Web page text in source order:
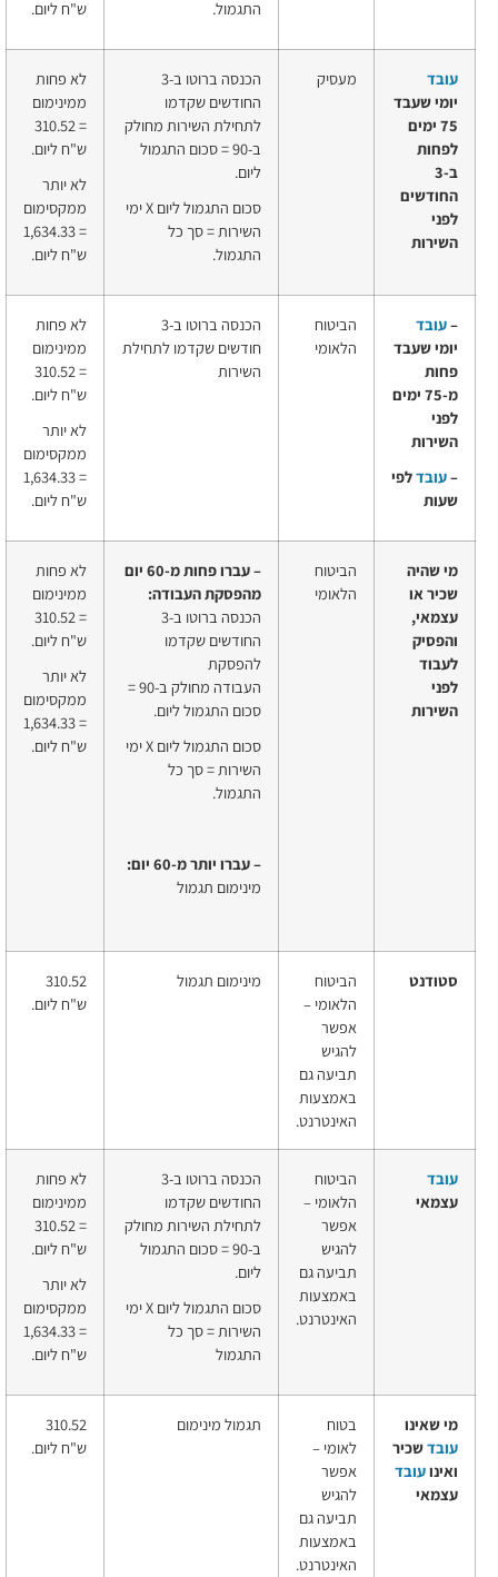
התגמול. ש"חליום.
עובד
יומישעבד
75 ימים
לפחות
ב-3
החודשים
לפני
השירות
מעסיק
הכנסה ברוטו ב-3
החודשים שקדמו
לתחילת השירות מחולק
ב-90 = סכום התגמול
ליום.
סכום התגמול ליום X ימי
השירות = סך כל
התגמול.
לא פחות
ממינימום
310.52
ש"חליום.
לא יותר
ממקסימום
1,634.33
ש"חליום.
עובד
יומישעבד
פחות
מ-75 ימים
לפני
השירות
עובדלפי
שעות
הביטוח
הלאומי
הכנסה ברוטו ב-3
חודשים שקדמו לתחילת
השירות
לא פחות
ממינימום
310.52
ש"חליום.
לא יותר
ממקסימום
1,634.33
ש"חליום.
מי שהיה
שכיר או
עצמאי,
והפסיק
לעבוד
לפני
השירות
הביטוח
הלאומי
– עברו פחות מ-60 יום
מהפסקתהעבודה:
הכנסה ברוטו ב-3
החודשים שקדמו
להפסקת
העבודה מחולק ב-90 =
סכום התגמול ליום.
סכום התגמול ליום X ימי
השירות = סך כל
התגמול.
– עברו יותר מ-60 יום
:
מינימום תגמול
לא פחות
ממינימום
310.52
ש"חליום.
לא יותר
ממקסימום
1,634.33
ש"חליום.
סטודנט
הביטוח
הלאומי –
אפשר
להגיש
תביעה גם
באמצעות
האינטרנט.
מינימום תגמול
310.52
ש"חליום.
עובד
עצמאי
הביטוח
הלאומי –
אפשר
להגיש
תביעה גם
באמצעות
האינטרנט.
הכנסה ברוטו ב-3
החודשים שקדמו
לתחילת השירות מחולק
ב-90 = סכום התגמול
ליום.
סכום התגמול ליום X ימי
השירות = סך כל
התגמול
לא פחות
ממינימום
310.52
ש"חליום.
לא יותר
ממקסימום
1,634.33
ש"חליום.
מי שאינו
עובדשכיר
ואינועובד
עצמאי
בטוח
לאומי –
אפשר
להגיש
תביעה גם
באמצעות
האינטרנט.
תגמול מינימום
310.52
ש"חליום.